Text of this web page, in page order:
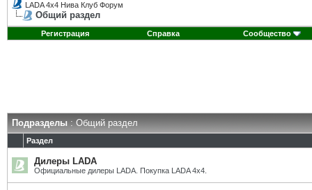
LADA 4x4 Нива Клуб Форум
Общий раздел
Регистрация Справка Сообщество
Подразделы: Общий раздел
Раздел
Дилеры LADA
Официальные дилеры LADA. Покупка LADA 4x4.